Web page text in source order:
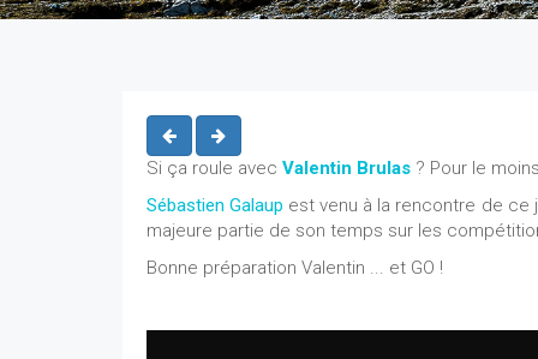
Si ça roule avec Valentin Brulas ? Pour le
Sébastien Galaup est venu à la rencontre de ce
majeure partie de son temps sur les
Bonne préparation Valentin ... et GO !